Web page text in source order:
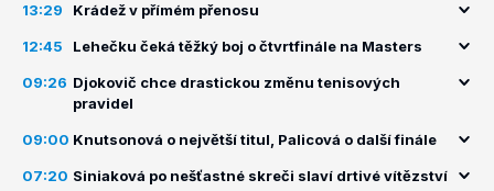
13:29 Krádež v přímém přenosu
12:45 Lehečku čeká těžký boj o čtvrtfinále na Masters
09:26 Djokovič chce drastickou změnu tenisových
pravidel
09:00 Knutsonová o největší titul, Palicová o další finále
07:20 Siniaková po nešťastné skreči slaví drtivé vítězství